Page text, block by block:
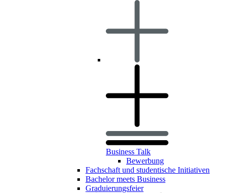
Business Talk
Bewerbung
Fachschaft und studentische Initiativen
Bachelor meets Business
Graduierungsfeier